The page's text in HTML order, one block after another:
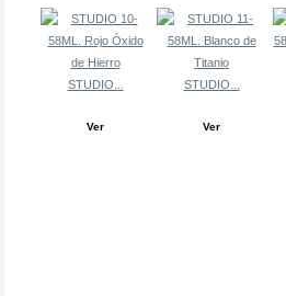
STUDIO...
Ver
STUDIO...
Ver